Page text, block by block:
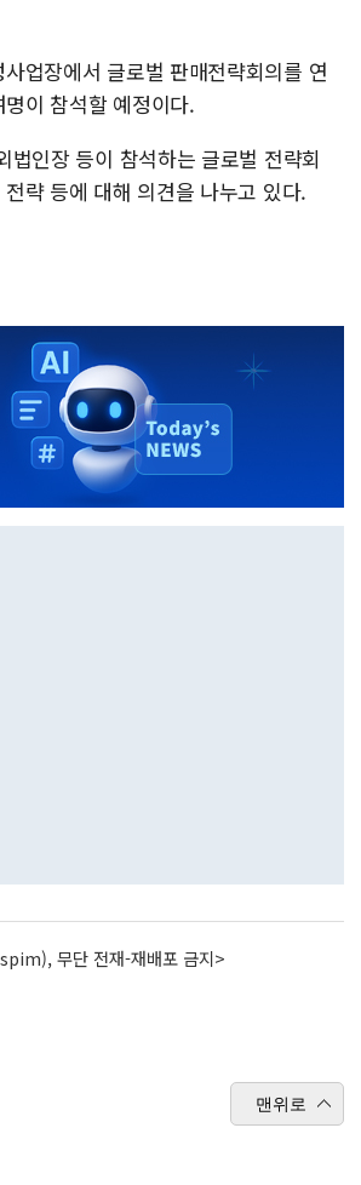
업장에서 글로벌 판매전략회의를 연
이 참석할 예정이다.
인장 등이 참석하는 글로벌 전략회
략 등에 대해 의견을 나누고 있다.
무단 전재-재배포 금지>
맨위로